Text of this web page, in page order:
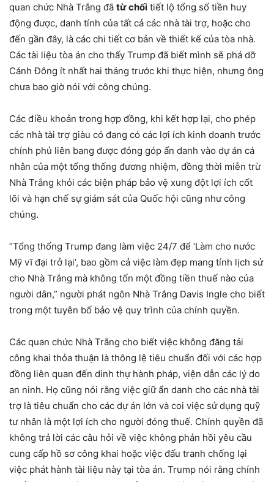
quan chức Nhà Trắng đã từ chối tiết lộ tổng số tiền huy
động được, danh tính của tất cả các nhà tài trợ, hoặc cho
đến gần đây, là các chi tiết cơ bản về thiết kế của tòa nhà.
Các tài liệu tòa án cho thấy Trump đã biết mình sẽ phá dỡ
Cánh Đông ít nhất hai tháng trước khi thực hiện, nhưng ông
chưa bao giờ nói với công chúng.
Các điều khoản trong hợp đồng, khi kết hợp lại, cho phép
các nhà tài trợ giàu có đang có các lợi ích kinh doanh trước
chính phủ liên bang được đóng góp ẩn danh vào dự án cá
nhân của một tổng thống đương nhiệm, đồng thời miễn trừ
Nhà Trắng khỏi các biện pháp bảo vệ xung đột lợi ích cốt
lõi và hạn chế sự giám sát của Quốc hội cũng như công
chúng.
“Tổng thống Trump đang làm việc 24/7 để ‘Làm cho nước
Mỹ vĩ đại trở lại’, bao gồm cả việc làm đẹp mang tính lịch sử
cho Nhà Trắng mà không tốn một đồng tiền thuế nào của
người dân,” người phát ngôn Nhà Trắng Davis Ingle cho biết
trong một tuyên bố bảo vệ quy trình của chính quyền.
Các quan chức Nhà Trắng cho biết việc không đăng tải
công khai thỏa thuận là thông lệ tiêu chuẩn đối với các hợp
đồng liên quan đến dinh thự hành pháp, viện dẫn các lý do
an ninh. Họ cũng nói rằng việc giữ ẩn danh cho các nhà tài
trợ là tiêu chuẩn cho các dự án lớn và coi việc sử dụng quỹ
tư nhân là một lợi ích cho người đóng thuế. Chính quyền đã
không trả lời các câu hỏi về việc không phản hồi yêu cầu
cung cấp hồ sơ công khai hoặc việc đấu tranh chống lại
việc phát hành tài liệu này tại tòa án. Trump nói rằng chính